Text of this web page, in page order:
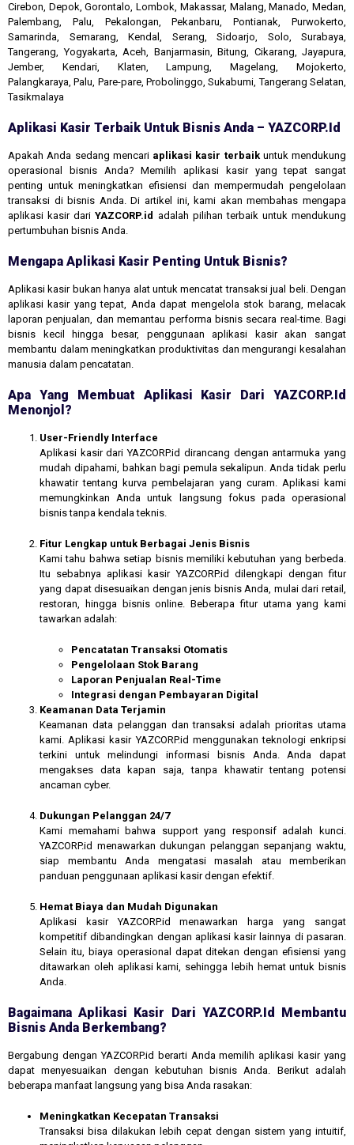
Cirebon, Depok, Gorontalo, Lombok, Makassar, Malang, Manado, Medan,
Palembang, Palu, Pekalongan, Pekanbaru, Pontianak, Purwokerto,
Samarinda, Semarang, Kendal, Serang, Sidoarjo, Solo, Surabaya,
Tangerang, Yogyakarta, Aceh, Banjarmasin, Bitung, Cikarang, Jayapura,
Jember, Kendari, Klaten, Lampung, Magelang, Mojokerto,
Palangkaraya, Palu, Pare-pare, Probolinggo, Sukabumi, Tangerang Selatan,
Tasikmalaya
Aplikasi Kasir Terbaik Untuk Bisnis Anda – YAZCORP.id
Apakah Anda sedang mencari aplikasi kasir terbaikuntuk mendukung
operasional bisnis Anda? Memilih aplikasi kasir yang tepat sangat
penting untuk meningkatkan efisiensi dan mempermudah pengelolaan
transaksi di bisnis Anda. Di artikel ini, kami akan membahas mengapa
aplikasi kasir dariYAZCORP.id adalah pilihan terbaik untuk mendukung
pertumbuhan bisnis Anda.
Mengapa Aplikasi Kasir Penting Untuk Bisnis?
Aplikasi kasir bukan hanya alat untuk mencatat transaksi jual beli. Dengan
aplikasi kasir yang tepat, Anda dapat mengelola stok barang, melacak
laporan penjualan, dan memantau performa bisnis secara real-time. Bagi
bisnis kecil hingga besar, penggunaan aplikasi kasir akan sangat
membantu dalam meningkatkan produktivitas dan mengurangi kesalahan
manusia dalam pencatatan.
Apa Yang Membuat Aplikasi Kasir Dari YAZCORP.id
Menonjol?
User-Friendly Interface
Aplikasi kasir dari YAZCORP.id dirancang dengan antarmuka yang
mudah dipahami, bahkan bagi pemula sekalipun. Anda tidak perlu
khawatir tentang kurva pembelajaran yang curam. Aplikasi kami
memungkinkan Anda untuk langsung fokus pada operasional
bisnis tanpa kendala teknis.
Fitur Lengkap untuk Berbagai Jenis Bisnis
Kami tahu bahwa setiap bisnis memiliki kebutuhan yang berbeda.
Itu sebabnya aplikasi kasir YAZCORP.id dilengkapi dengan fitur
yang dapat disesuaikan dengan jenis bisnis Anda, mulai dari retail,
restoran, hingga bisnis online. Beberapa fitur utama yang kami
tawarkan adalah:
Pencatatan Transaksi Otomatis
Pengelolaan Stok Barang
Laporan Penjualan Real-Time
Integrasi dengan Pembayaran Digital
Keamanan Data Terjamin
Keamanan data pelanggan dan transaksi adalah prioritas utama
kami. Aplikasi kasir YAZCORP.id menggunakan teknologi enkripsi
terkini untuk melindungi informasi bisnis Anda. Anda dapat
mengakses data kapan saja, tanpa khawatir tentang potensi
ancaman cyber.
Dukungan Pelanggan 24/7
Kami memahami bahwa support yang responsif adalah kunci.
YAZCORP.id menawarkan dukungan pelanggan sepanjang waktu,
siap membantu Anda mengatasi masalah atau memberikan
panduan penggunaan aplikasi kasir dengan efektif.
Hemat Biaya dan Mudah Digunakan
Aplikasi kasir YAZCORP.id menawarkan harga yang sangat
kompetitif dibandingkan dengan aplikasi kasir lainnya di pasaran.
Selain itu, biaya operasional dapat ditekan dengan efisiensi yang
ditawarkan oleh aplikasi kami, sehingga lebih hemat untuk bisnis
Anda.
Bagaimana Aplikasi Kasir Dari YAZCORP.id Membantu
Bisnis Anda Berkembang?
Bergabung dengan YAZCORP.id berarti Anda memilih aplikasi kasir yang
dapat menyesuaikan dengan kebutuhan bisnis Anda. Berikut adalah
beberapa manfaat langsung yang bisa Anda rasakan:
Meningkatkan Kecepatan Transaksi
Transaksi bisa dilakukan lebih cepat dengan sistem yang intuitif,